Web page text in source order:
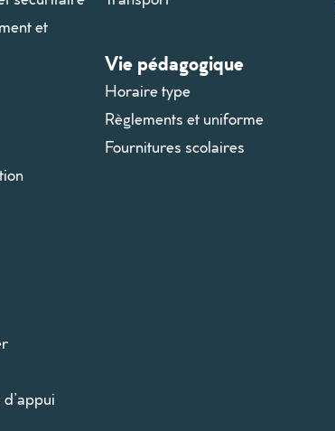
et
Vie pédagogique
Horaire type
Règlements et uniforme
Fournitures scolaires